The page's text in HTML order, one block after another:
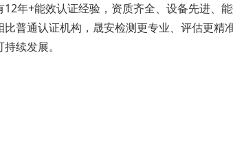
年+能效认证经验，资质齐全、设备先进、
普通认证机构，晟安检测更专业、评估更
续发展。